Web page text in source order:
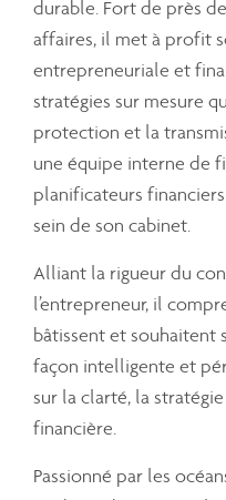
durable. Fort de près
affaires, il met à profit
entrepreneuriale et
stratégies sur mesure
protection et la
une équipe interne de
planificateurs financiers
sein de son cabinet.
Alliant la rigueur du
l’entrepreneur, il
bâtissent et souhaitent
façon intelligente et
sur la clarté, la
financière.
Passionné par les